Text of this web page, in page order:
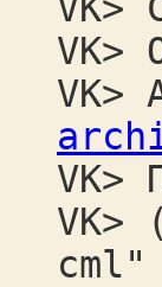
VK>
VK>
VK>
VK>
cml"